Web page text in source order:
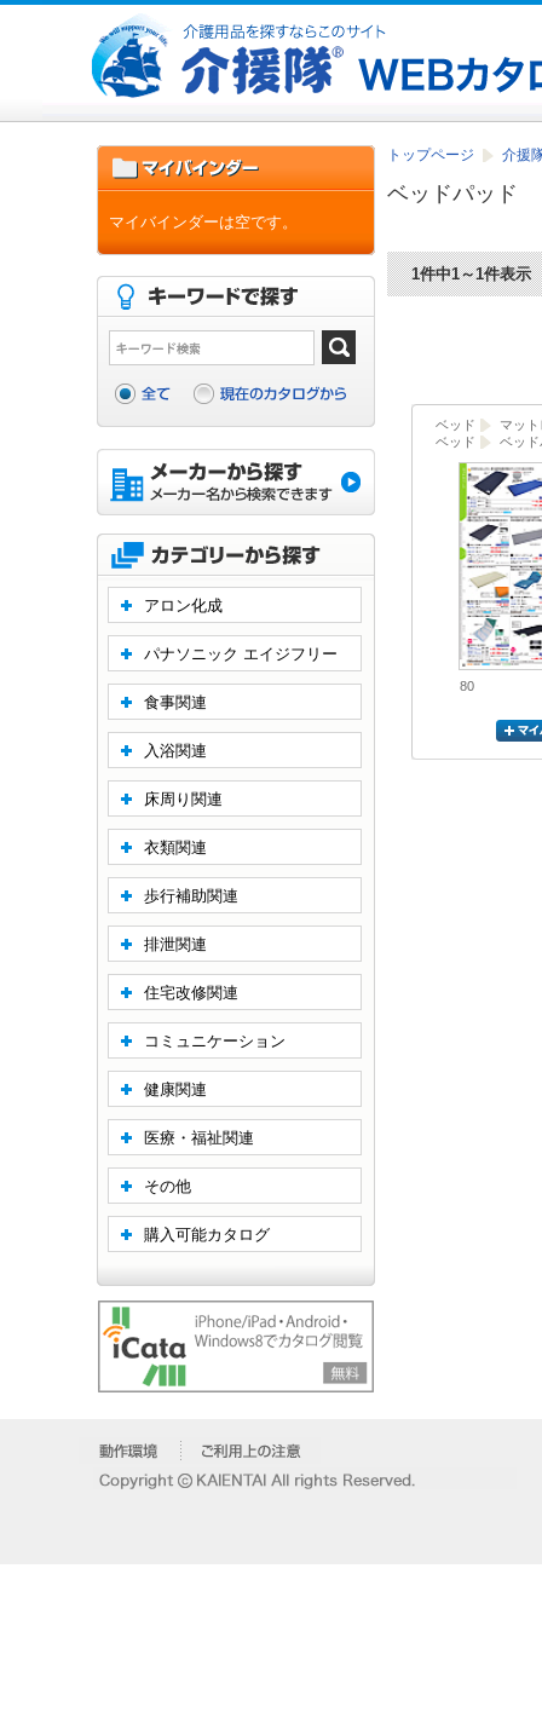
トップページ 介援
ベッドパッド
1件中1～1件表示
ベッド
マッ
ベッド
ベッ
80
マイバインダーは空です。
アロン化成
パナソニック エイジフリー
食事関連
入浴関連
床周り関連
衣類関連
歩行補助関連
排泄関連
住宅改修関連
コミュニケーション
健康関連
医療・福祉関連
その他
購入可能カタログ